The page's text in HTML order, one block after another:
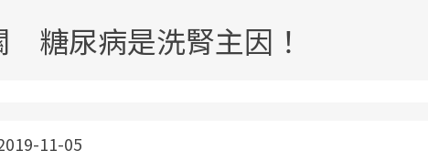
糖尿病是洗腎主因！
11-05